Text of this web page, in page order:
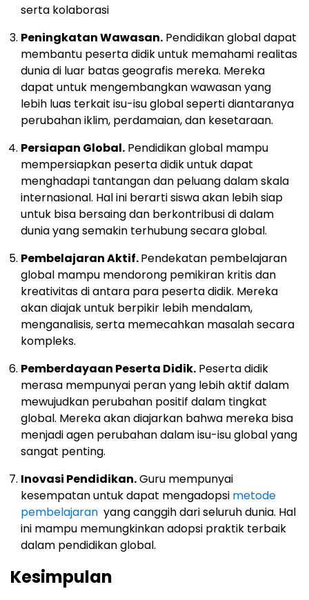
serta kolaborasi
Peningkatan Wawasan. Pendidikan global dapat
membantu peserta didik untuk memahami realitas
dunia di luar batas geografis mereka. Mereka
dapat untuk mengembangkan wawasan yang
lebih luas terkait isu-isu global seperti diantaranya
perubahan iklim, perdamaian, dan kesetaraan.
Persiapan Global. Pendidikan global mampu
mempersiapkan peserta didik untuk dapat
menghadapi tantangan dan peluang dalam skala
internasional. Hal ini berarti siswa akan lebih siap
untuk bisa bersaing dan berkontribusi di dalam
dunia yang semakin terhubung secara global.
Pembelajaran Aktif.Pendekatan pembelajaran
global mampu mendorong pemikiran kritis dan
kreativitas di antara para peserta didik. Mereka
akan diajak untuk berpikir lebih mendalam,
menganalisis, serta memecahkan masalah secara
kompleks.
Pemberdayaan Peserta Didik. Peserta didik
merasa mempunyai peran yang lebih aktif dalam
mewujudkan perubahan positif dalam tingkat
global. Mereka akan diajarkan bahwa mereka bisa
menjadi agen perubahan dalam isu-isu global yang
sangat penting.
Inovasi Pendidikan.Guru mempunyai
kesempatan untuk dapat mengadopsi metode
pembelajaran yang canggih dari seluruh dunia. Hal
ini mampu memungkinkan adopsi praktik terbaik
dalam pendidikan global.
Kesimpulan